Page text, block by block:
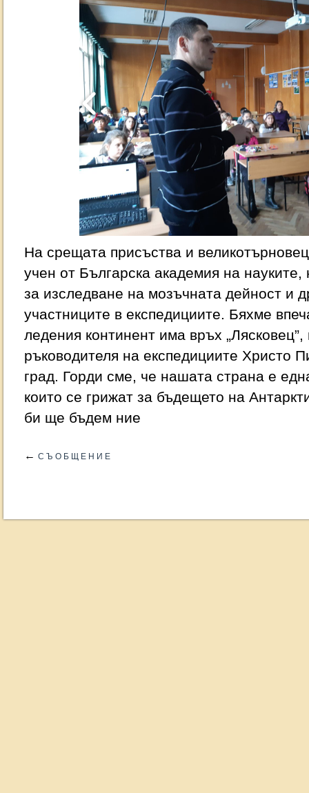
На срещата присъства и
учен от Българска академия на
за изследване на мозъчната дейност и
участниците в експедициите. Бяхме
ледения континент има връх „Лясковец”,
ръководителя на експедициите Христо
град. Горди сме, че нашата страна е
които се грижат за бъдещето на
би ще бъдем ние
← С Ъ О Б Щ Е Н И Е